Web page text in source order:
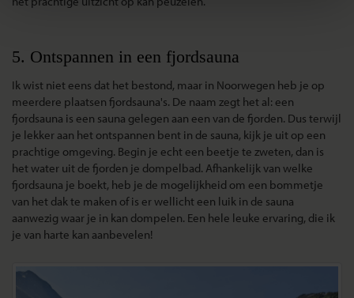
5. Ontspannen in een fjordsauna
Ik wist niet eens dat het bestond, maar in Noorwegen heb je op
meerdere plaatsen fjordsauna's. De naam zegt het al: een
fjordsauna is een sauna gelegen aan een van de fjorden. Dus terwijl
je lekker aan het ontspannen bent in de sauna, kijk je uit op een
prachtige omgeving. Begin je echt een beetje te zweten, dan is
het water uit de fjorden je dompelbad. Afhankelijk van welke
fjordsauna je boekt, heb je de mogelijkheid om een bommetje
van het dak te maken of is er wellicht een luik in de sauna
aanwezig waar je in kan dompelen. Een hele leuke ervaring, die ik
je van harte kan aanbevelen!